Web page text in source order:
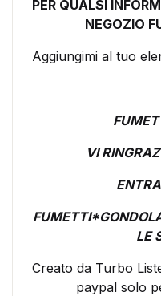
PER QUALSI
NEGOZIO
Aggiungimi al tuo
VI
LE
Creato da Turbo
paypal solo